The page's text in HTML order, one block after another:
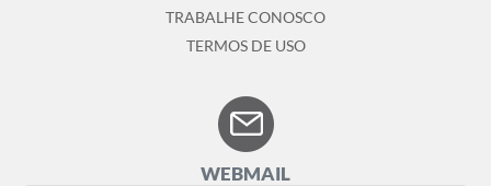
TRABALHE CONOSCO
TERMOS DE USO
WEBMAIL